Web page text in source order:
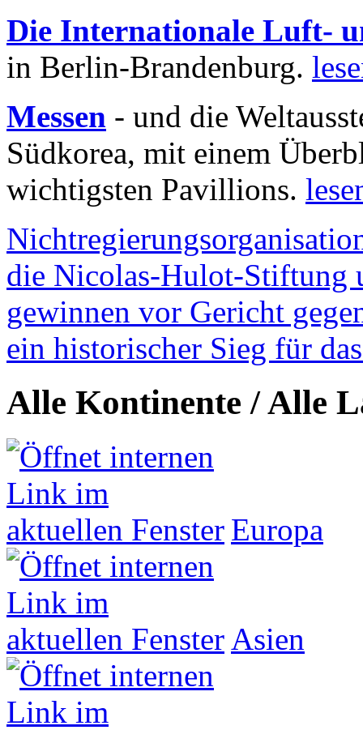
Die Internationale Luft-
in Berlin-Brandenburg.
Messen - und die
Südkorea, mit einem
wichtigsten Pavillions.
die Nicolas-Hulot-Stiftung
gewinnen vor Gericht
ein historischer Sieg für
Alle Kontinente / Alle
Europa
Asien